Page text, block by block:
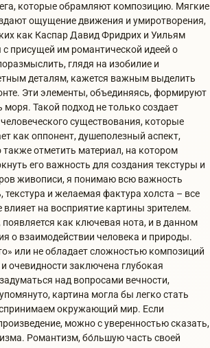
которые обрамляют композицию. Мягкие
ощущение движения и умиротворения,
как Каспар Давид Фридрих и Уильям
присущей им романтической идеей о
глядя на изобилие и
деталям, кажется важным выделить
Эти элементы, объединяясь, формируют
Такой подход не только создает
существования, которые
как оппонент, душеполезный аспект,
отметить материал, на котором
его важность для создания текстуры и
живописи, я понимаю всю важность
и желаемая фактура холста – все
влияет на восприятие картины зрителем.
как ключевая нота, и в данном
о взаимодействии человека и природы.
или не обладает сложностью композиций
очевидности заключена глубокая
над вопросами вечности,
картина могла бы легко стать
окружающий мир. Если
можно с уверенностью сказать,
Романтизм, бо́льшую часть своей